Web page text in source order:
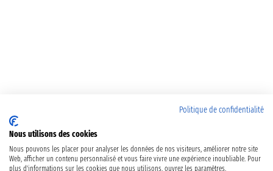
Politique de confidentialité
Nous utilisons des cookies
Nous pouvons les placer pour analyser les données de nos visiteurs, améliorer notre site
Web, afficher un contenu personnalisé et vous faire vivre une expérience inoubliable. Pour
plus d'informations sur les cookies que nous utilisons, ouvrez les paramètres.